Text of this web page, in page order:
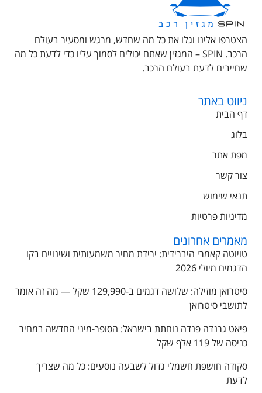
הצטרפו אלינו וגלו את כל מה שחדש, מרגש ומסעיר בעולם
הרכב. SPIN – המגזין שאתם יכולים לסמוך עליו כדי לדעת כל מה
שחייבים לדעת בעולם הרכב.
ניווט באתר
דף הבית
בלוג
מפת אתר
צור קשר
תנאי שימוש
מדיניות פרטיות
מאמרים אחרונים
טויוטה קאמרי היברידית: ירידת מחיר משמעותית ושינויים בקו
הדגמים מיולי 2026
סיטרואן מוזילה: שלושה דגמים ב-129,990 שקל — מה זה אומר
לתושבי סיטרואן
פיאט גרנדה פנדה נוחתת בישראל: הסופר-מיני החדשה במחיר
כניסה של 119 אלף שקל
סקודה חושפת חשמלי גדול לשבעה נוסעים: כל מה שצריך
לדעת